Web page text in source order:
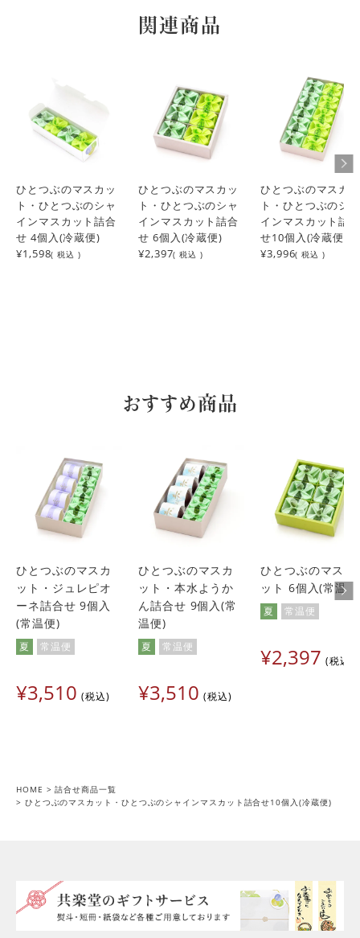
があり、助かりました。大好きな商品を大好きな方にも食べ
て欲しかったからです。満足いただけて、よかったです。
2023/08/23
『高級なおやつをありがとう』とメッセージを頂きました。
とても美味しかったそうで　とても喜んでいただけました。
タカ 1
女性
投稿日
2023/08/23
マスカット、ピオーネはいつも私のご褒美です。シャインマ
関連商品
ひとつぶのマスカッ
ト・ひとつぶのシャ
インマスカット詰合
せ 4個入(冷蔵便)
¥1,598( 税込 )
ひとつぶのマスカッ
ト・ひとつぶのシャ
インマスカット詰合
せ 6個入(冷蔵便)
¥2,397( 税込 )
ひとつぶのマスカ
ト・ひとつぶのシ
インマスカット詰
せ10個入(冷蔵便)
¥3,996( 税込 )
おすすめ商品
ひとつぶのマスカ
ット・ジュレピオ
ーネ詰合せ 9個入
(常温便)
夏 常温便
¥3,510 税込
ひとつぶのマスカ
ット・本水ようか
ん詰合せ 9個入(常
温便)
夏 常温便
¥3,510 税込
ひとつぶのマスカ
ット 6個入(常温
夏 常温便
¥2,397 税込
HOME
詰合せ商品一覧
ひとつぶのマスカット・ひとつぶのシャインマスカット詰合せ10個入(冷蔵便)